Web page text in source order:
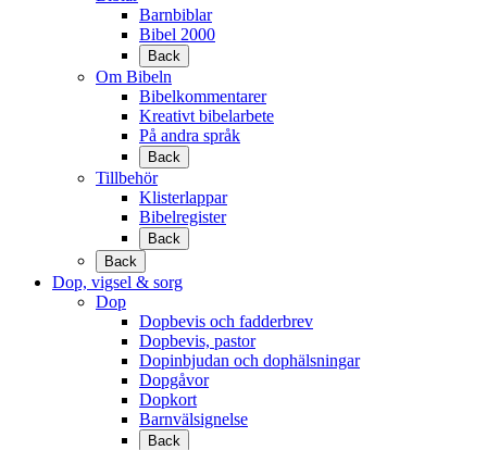
Barnbiblar
Bibel 2000
Back
Om Bibeln
Bibelkommentarer
Kreativt bibelarbete
På andra språk
Back
Tillbehör
Klisterlappar
Bibelregister
Back
Back
Dop, vigsel & sorg
Dop
Dopbevis och fadderbrev
Dopbevis, pastor
Dopinbjudan och dophälsningar
Dopgåvor
Dopkort
Barnvälsignelse
Back